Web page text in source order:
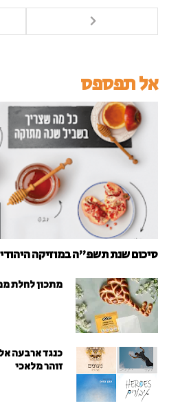
אל תפספס
סיכום שנת תשפ"ה במוזיקה
מתכון לחלת
כנגד ארבעה
זוהר מלאכי